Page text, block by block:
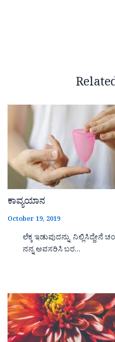
ಕಾವ್ಯಯಾನ
October 19, 2019
ಲೆಕ್ಕ ಇಡುವುದನ್ನು ನಿಲ್ಲಿಸಿದ್ದೇನೆ
ನನ್ನ ಅವಸರಿಸಿ ಬರ…